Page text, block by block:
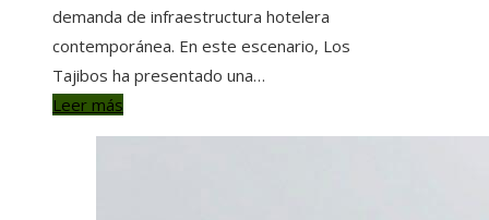
demanda de infraestructura hotelera
contemporánea. En este escenario, Los
Tajibos ha presentado una…
Leer más